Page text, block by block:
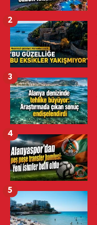
2
3
4
5